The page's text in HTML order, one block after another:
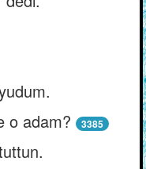
o adam?
3385